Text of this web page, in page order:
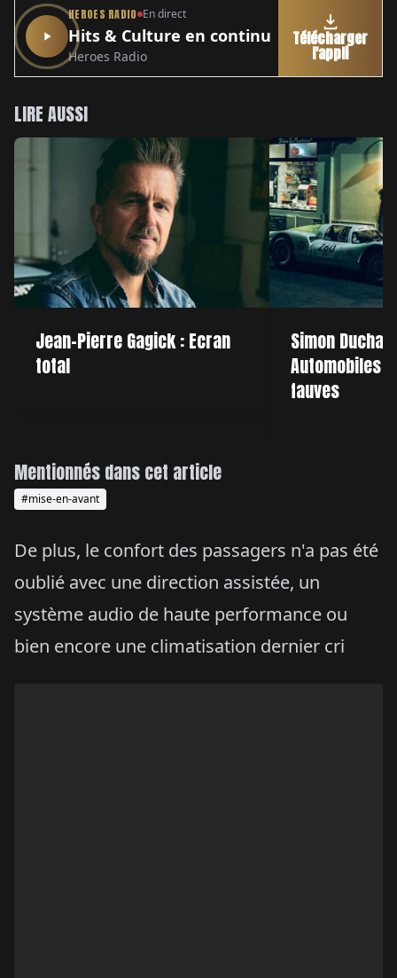
De plus, le confort des passagers n'a pas été
oublié avec une direction assistée, un
système audio de haute performance ou
bien encore une climatisation dernier cri
HEROES RADIO En direct
Hits & Culture en continu
Heroes Radio
Télécharger
l'appli
Mentionnés dans cet article
#mise-en-avant
LIRE AUSSI
Jean-Pierre Gagick : Ecran
total
Simon
Automobiles
fauves